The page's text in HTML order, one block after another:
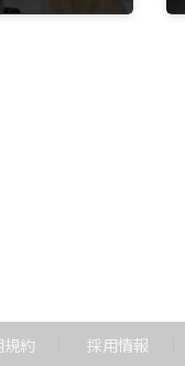
規約 採用情報